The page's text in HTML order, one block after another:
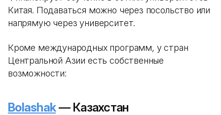
Китая. Подаваться можно через посольство или
напрямую через университет.
Кроме международных программ, у стран
Центральной Азии есть собственные
возможности:
Bolashak— Казахстан